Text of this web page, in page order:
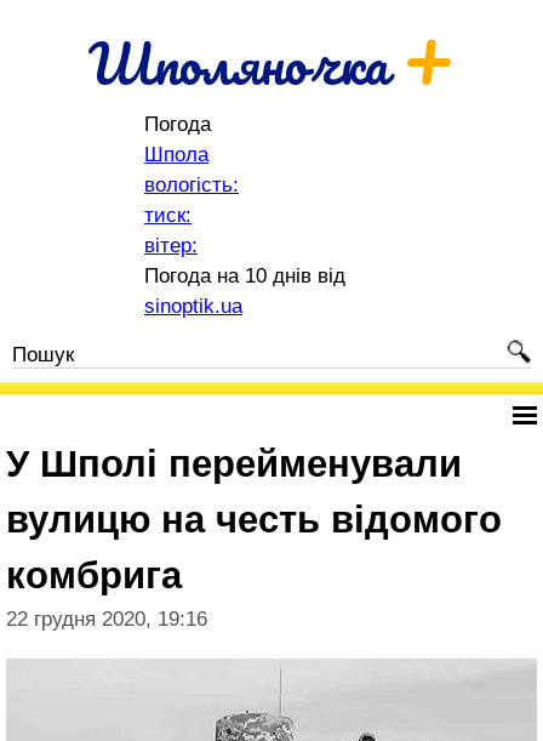
Шполяночка+
Погода
Шпола
вологість:
тиск:
вітер:
Погода на 10 днів від
sinoptik.ua
У Шполі перейменували
вулицю на честь відомого
комбрига
22 грудня 2020, 19:16